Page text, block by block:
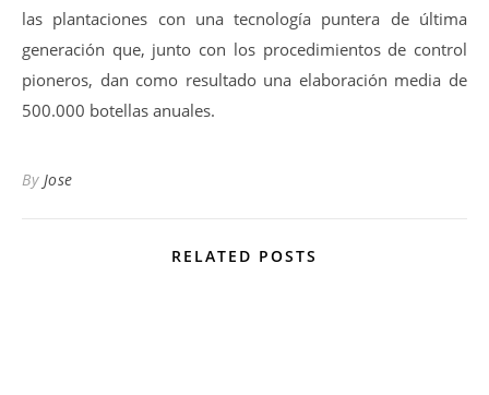
las plantaciones con una tecnología puntera de última
generación que, junto con los procedimientos de control
pioneros, dan como resultado una elaboración media de
500.000 botellas anuales.
By Jose
RELATED POSTS